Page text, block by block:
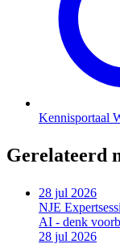
Kennisportaal
Gerelateerd
28 jul 2026
NJE
AI - denk
28 jul 2026